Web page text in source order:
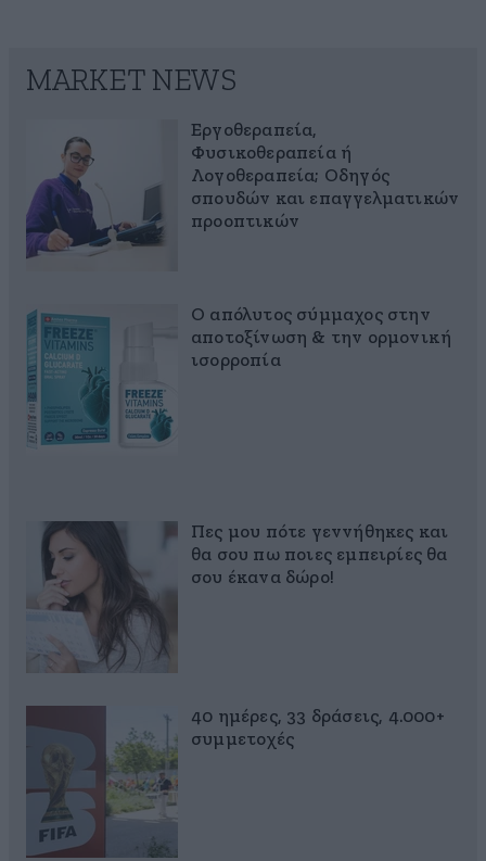
MARKET NEWS
Εργοθεραπεία,
Φυσικοθεραπεία ή
Λογοθεραπεία; Οδηγός
σπουδών και επαγγελματικών
προοπτικών
Ο απόλυτος σύμμαχος στην
αποτοξίνωση & την ορμονική
ισορροπία
Πες μου πότε γεννήθηκες και
θα σου πω ποιες εμπειρίες θα
σου έκανα δώρο!
40 ημέρες, 33 δράσεις, 4.000+
συμμετοχές